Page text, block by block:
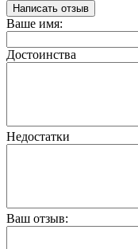
Написать отзыв
Ваше имя:
Достоинства
Недостатки
Ваш отзыв: